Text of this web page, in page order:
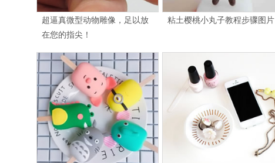
超逼真微型动物雕像，足以放
在您的指尖！
粘土樱桃小丸子教程步骤图片